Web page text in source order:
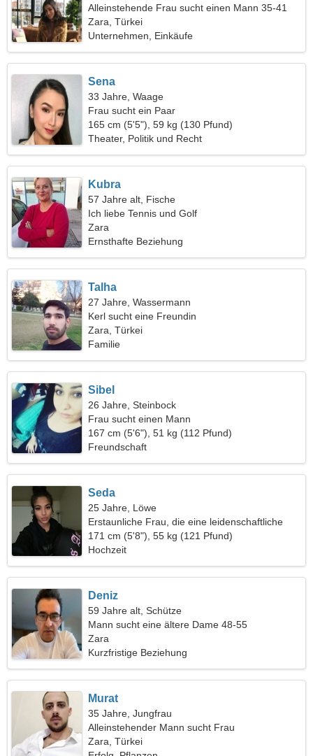
Alleinstehende Frau sucht einen Mann 35-41
Zara, Türkei
Unternehmen, Einkäufe
Sena
33 Jahre, Waage
Frau sucht ein Paar
165 cm (5'5"), 59 kg (130 Pfund)
Theater, Politik und Recht
Kubra
57 Jahre alt, Fische
Ich liebe Tennis und Golf
Zara
Ernsthafte Beziehung
Talha
27 Jahre, Wassermann
Kerl sucht eine Freundin
Zara, Türkei
Familie
Sibel
26 Jahre, Steinbock
Frau sucht einen Mann
167 cm (5'6"), 51 kg (112 Pfund)
Freundschaft
Seda
25 Jahre, Löwe
Erstaunliche Frau, die eine leidenschaftliche
Beziehung sucht
171 cm (5'8"), 55 kg (121 Pfund)
Hochzeit
Deniz
59 Jahre alt, Schütze
Mann sucht eine ältere Dame 48-55
Zara
Kurzfristige Beziehung
Murat
35 Jahre, Jungfrau
Alleinstehender Mann sucht Frau
Zara, Türkei